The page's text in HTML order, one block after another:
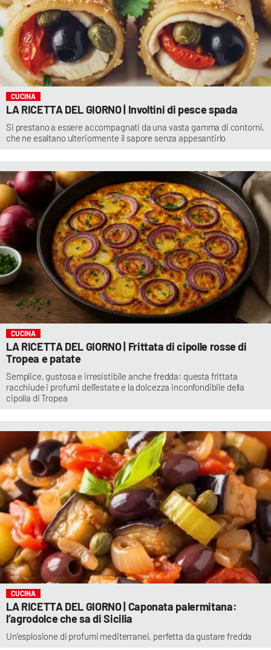
CUCINA
LA RICETTA DEL GIORNO | Involtini di pesce spada
Si prestano a essere accompagnati da una vasta gamma di contorni,
che ne esaltano ulteriormente il sapore senza appesantirlo
CUCINA
LA RICETTA DEL GIORNO | Frittata di cipolle rosse di
Tropea e patate
Semplice, gustosa e irresistibile anche fredda: questa frittata
racchiude i profumi dell’estate e la dolcezza inconfondibile della
cipolla di Tropea
CUCINA
LA RICETTA DEL GIORNO | Caponata palermitana:
l’agrodolce che sa di Sicilia
Un’esplosione di profumi mediterranei, perfetta da gustare fredda